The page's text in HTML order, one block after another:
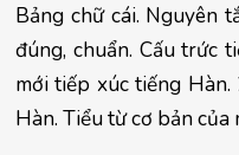
Bảng chữ cái. Nguyên
đúng, chuẩn. Cấu trức
mới tiếp xúc tiếng
Hàn. Tiểu từ cơ bản của